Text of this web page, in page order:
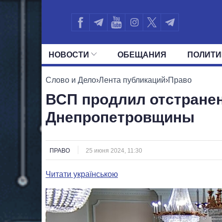
НОВОСТИ ОБЕЩАНИЯ
ВСЕ ПОЛИТИКИ ПРЕЗИДЕНТ И
Слово и Дело›Лента публикаций›Право
ВСП продлил
Днепропетровщины
ПРАВО 25 июня 2024, 11:30
Читати українською